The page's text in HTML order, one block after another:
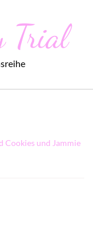
Trial
Cookies und Jammie